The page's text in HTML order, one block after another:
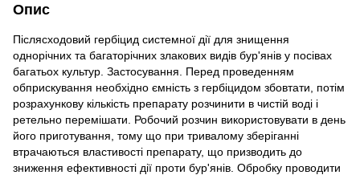
Опис
Післясходовий гербіцид системної дії для знищення
однорічних та багаторічних злакових видів бур'янів у посівах
багатьох культур. Застосування. Перед проведенням
обприскування необхідно ємність з гербіцидом збовтати, потім
розрахункову кількість препарату розчинити в чистій воді і
ретельно перемішати. Робочий розчин використовувати в день
його приготування, тому що при тривалому зберіганні
втрачаються властивості препарату, що призводить до
зниження ефективності дії проти бур'янів. Обробку проводити